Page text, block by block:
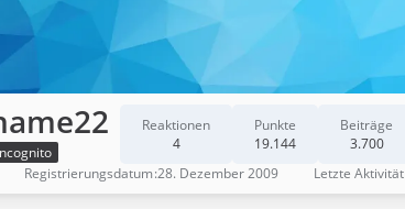
Reaktionen
4
Punkte
19.144
Beiträge
3.700
Registrierungsdatum 28. Dezember 2009 Letzte Aktivität